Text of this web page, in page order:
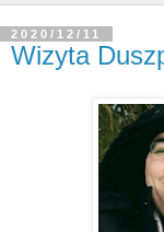
2020/12/11
Wizyta